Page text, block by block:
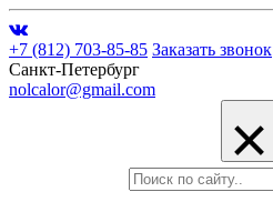
+7 (812) 703-85-85 Заказать звонок
Санкт-Петербург
nolcalor@gmail.com
×